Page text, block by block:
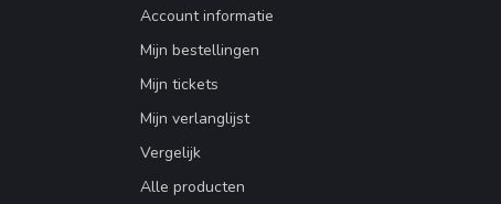
Account informatie
Mijn bestellingen
Mijn tickets
Mijn verlanglijst
Vergelijk
Alle producten